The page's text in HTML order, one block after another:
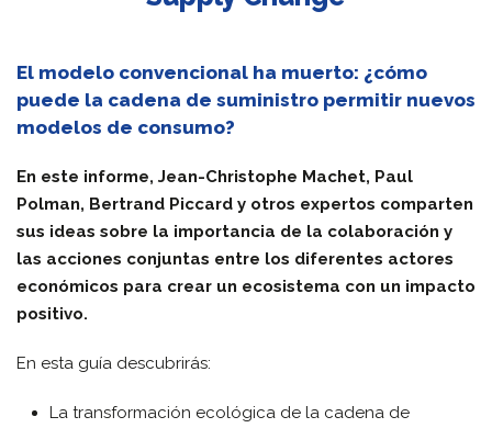
El modelo convencional ha muerto: ¿cómo
puede la cadena de suministro permitir nuevos
modelos de consumo?
En este informe, Jean-Christophe Machet, Paul
Polman, Bertrand Piccard y otros expertos comparten
sus ideas sobre la importancia de la colaboración y
las acciones conjuntas entre los diferentes actores
económicos para crear un ecosistema con un impacto
positivo.
En esta guía descubrirás:
La transformación ecológica de la cadena de